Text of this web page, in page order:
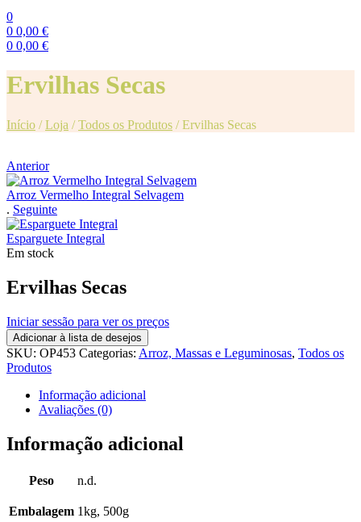
0
0 0,00 €
0 0,00 €
Ervilhas Secas
Início /Loja /Todos os Produtos /Ervilhas Secas
Anterior
Arroz Vermelho Integral Selvagem
. Seguinte
Esparguete Integral
Em stock
Ervilhas Secas
Iniciar sessão para ver os preços
Adicionar à lista de desejos
SKU: OP453 Categorias: Arroz, Massas e Leguminosas, Todos os
Produtos
Informação adicional
Avaliações (0)
Informação adicional
Peso n.d.
Embalagem 1kg, 500g